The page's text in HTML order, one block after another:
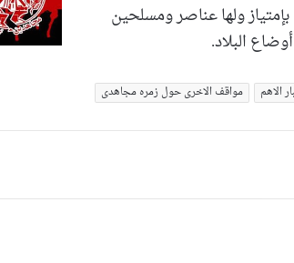
ولها عناصر ومسلحين
البلاد.
الاهم مواقف الاخری حول زمره مجاهدی